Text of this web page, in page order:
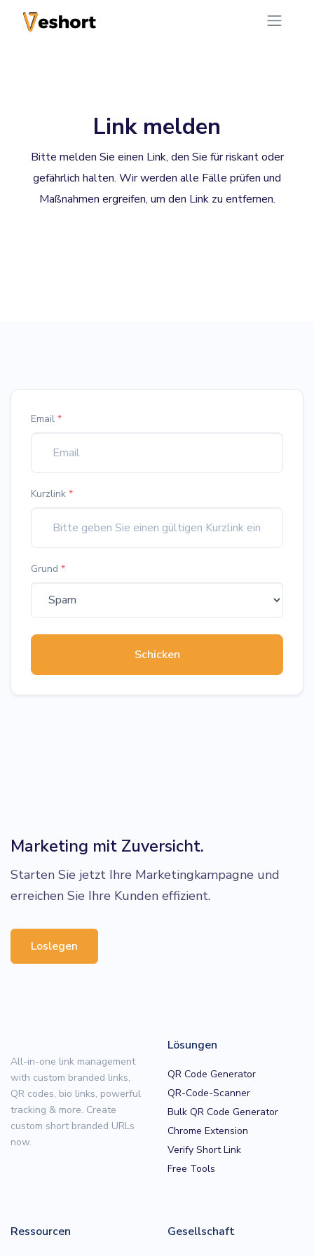
Link melden
Bitte melden Sie einen Link, den Sie für riskant oder
gefährlich halten. Wir werden alle Fälle prüfen und
Maßnahmen ergreifen, um den Link zu entfernen.
Email *
Kurzlink *
Grund *
Schicken
Marketing mit Zuversicht.
Starten Sie jetzt Ihre Marketingkampagne und
erreichen Sie Ihre Kunden effizient.
Loslegen
All-in-one link management
with custom branded links,
QR codes, bio links, powerful
tracking & more. Create
custom short branded URLs
now.
Lösungen
QR Code Generator
QR-Code-Scanner
Bulk QR Code Generator
Chrome Extension
Verify Short Link
Free Tools
Ressourcen Gesellschaft